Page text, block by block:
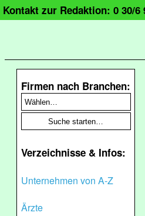
Kontakt zur Redaktion: 0 30/6
Firmen nach Branchen:
Verzeichnisse & Infos:
Unternehmen von A-Z
Ärzte